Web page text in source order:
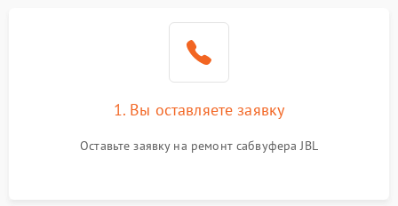
1. Вы оставляете заявку
Оставьте заявку на ремонт сабвуфера JBL